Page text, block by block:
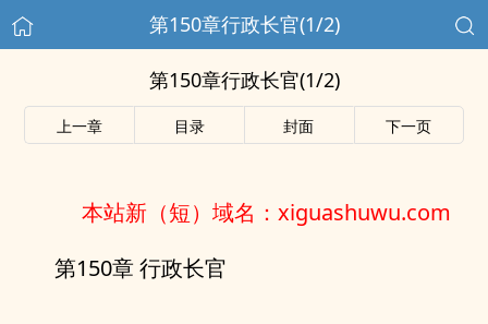
第150章行政长官(1/2)
第150章行政长官(1/2)
上一章 目录 封面 下一页
本站新（短）域名：xiguashuwu.com
第150章 行政长官